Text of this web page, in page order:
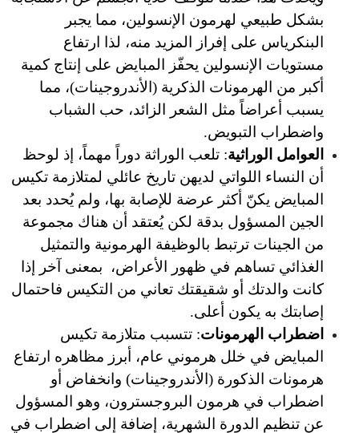
بشكل طبيعي لهرمون الإنسولين، مما يجبر
البنكرياس على إفراز المزيد منه، لذا ارتفاع
مستويات الإنسولين يحفّز المبايض على إنتاج كمية
أكبر من الهرمونات الذكرية (الأندروجينات)، مما
يسبب أعراضاً مثل الشعر الزائد، حب الشباب
أن النساء اللواتي لديهن تاريخ عائلي لمتلازمة تكيس
المبايض يكنّ أكثر عرضة للإصابة بها، ولم يُحدد بعد
الجين المسؤول بدقة لكن يُعتقد أن هناك مجموعة
من الجينات ترتبط بالوظيفة الهرمونية والتمثيل
الغذائي تساهم في ظهور الأعراض،  بمعنى آخر إذا
كانت والدتك أو شقيقتك تعاني من التكيس فاحتمال
أعلى.
: تتسبب متلازمة تكيس
المبايض في خلل هرموني عام، أبرز مظاهره ارتفاع
هرمونات الذكورة (الأندروجينات) وانخفاض أو
اضطراب في هرمون البروجسترون، وهو المسؤول
عن تنظيم الدورة الشهرية، إضافة إلى اضطراب في